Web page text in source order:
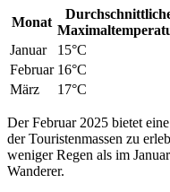
Monat
Januar
15°C
Februar 16°C
März
17°C
Der Februar 2025 bietet
der Touristenmassen zu
weniger Regen als im
Wanderer.